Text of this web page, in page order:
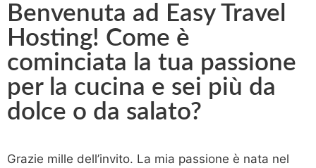
Benvenuta ad Easy Travel
Hosting! Come è
cominciata la tua passione
per la cucina e sei più da
dolce o da salato?
Grazie mille dell’invito. La mia passione è nata nel